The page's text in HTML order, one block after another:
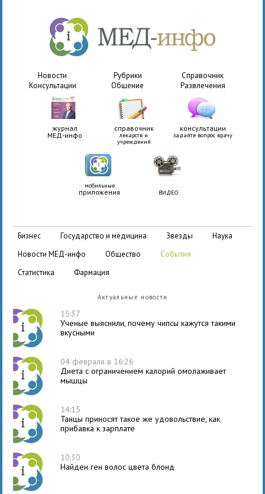
Новости Рубрики
Справочник
Консультации
Общение Развлечения
журнал
МЕД-инфо
справочник
лекарств и
учреждений
консультации
задайте вопрос врачу
мобильные
приложения ВИДЕО
бизнес государство и медицина звезды
наука
новости МЕД-инфо
общество
события
статистика
фармация
Актуальные новости
15:37
Ученые выяснили, почему чипсы кажутся такими
вкусными
04 февраля в 16:26
Диета с ограничением калорий омолаживает
мышцы
14:15
Танцы приносят такое же удовольствие, как
прибавка к зарплате
10:30
Найден ген волос цвета блонд